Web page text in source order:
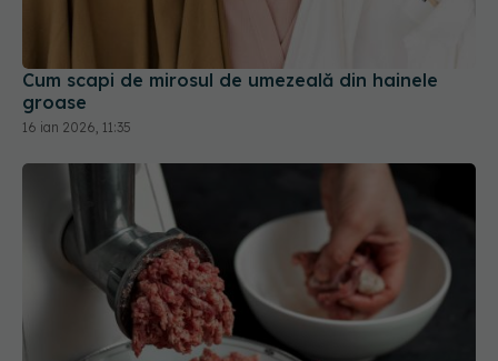
3 semne care îți arată când carnea tocată nu mai
este proaspătă